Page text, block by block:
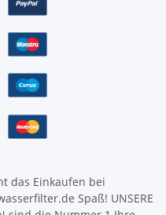
das Einkaufen bei
Spaß! UNSERE